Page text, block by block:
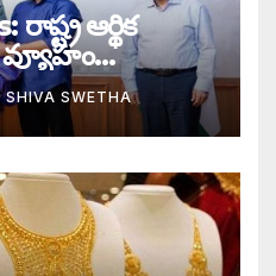
ఆర్థిక
SHIVA SWETHA